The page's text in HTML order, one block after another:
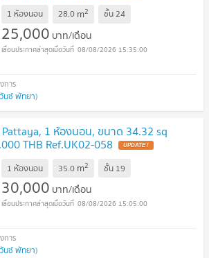
1 ห้องนอน 28.0 m2 ชั้น24
25,000 บาท/เดือน
08/08/2026 15:35:00
วันซ์ พัทยา)
Pattaya, 1 ห้องนอน, ขนาด 34.32 sq
THB Ref.UK02-058
1 ห้องนอน 35.0 m2 ชั้น 19
30,000 บาท/เดือน
08/08/2026 15:05:00
วันซ์ พัทยา)